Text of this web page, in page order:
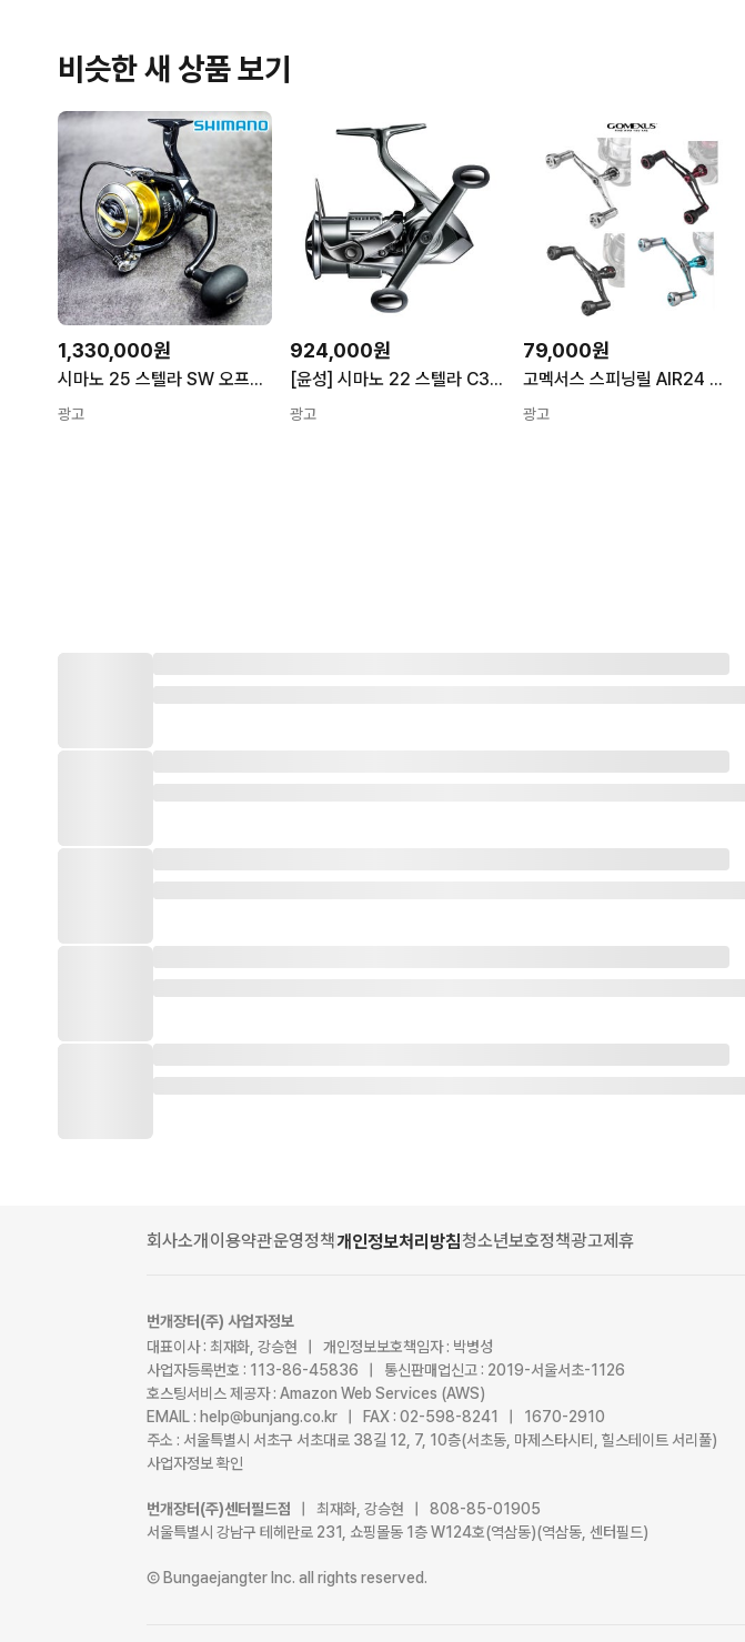
비슷한 새 상품 보기
1,330,000원
시마노 25 스텔라 SW 오프쇼어 부시리 방어 참치 빅게임 스피닝릴 6000HG
광고
924,000원
[윤성] 시마노 22 스텔라 C3000SDH 스피닝릴
광고
79,000원
고멕서스 스피닝릴 AIR24 경량화 더블핸들 / 스텔라 이그지스트 에메랄다스 세피아
광고
회사소개이용약관운영정책개인정보처리방침청소년보호정책광고제휴
번개장터(주) 사업자정보
대표이사 : 최재화, 강승현 | 개인정보보호책임자 : 박병성
사업자등록번호 : 113-86-45836 | 통신판매업신고 : 2019-서울서초-1126
호스팅서비스 제공자 : Amazon Web Services (AWS)
EMAIL : help@bunjang.co.kr | FAX : 02-598-8241 | 1670-2910
주소 : 서울특별시 서초구 서초대로 38길 12, 7, 10층(서초동, 마제스타시티, 힐스테이트 서리풀)
사업자정보 확인
번개장터(주)센터필드점
| 최재화, 강승현 | 808-85-01905
서울특별시 강남구 테헤란로 231, 쇼핑몰동 1층 W124호(역삼동)(역삼동, 센터필드)
Ⓒ Bungaejangter Inc. all rights reserved.